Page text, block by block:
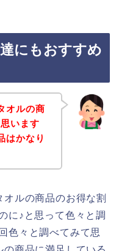
にもおすすめ
オルの商
います
はかなり
ルの商品のお得な割
に♪と思って色々と調
色々と調べてみて思